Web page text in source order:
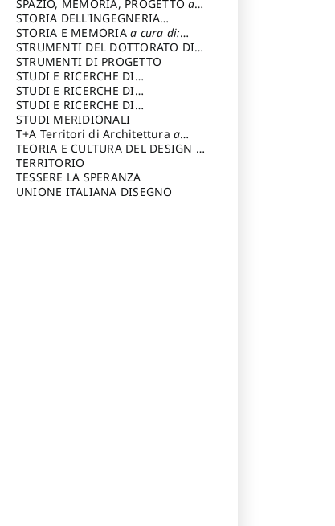
Cassetti Roberto
SPAZIO, MEMORIA, PROGETTOa
cura di: Rossi Massimo
STORIA DELL'INGEGNERIA
STRUTTURALE IN ITALIAa cura di:
Poretti Sergio
STORIA E MEMORIAa cura di:
Rossi Lauro
STRUMENTI DEL DOTTORATO DI
RICERCA IN RILIEVO E
RAPPRESENTAZIONE
DELL’ARCHITETTURA E
DELL’AMBIENTEa cura di: Migliari
Riccardo
STRUMENTI DI PROGETTO
STUDI E RICERCHE DI
ARCHEOLOGIA IN SICILIA
di: Pelagatti Paola
STUDI E RICERCHE DI
ARCHITETTURA del Dipartimento
di Architettura Università degli
Studi G. d' Annunzio
STUDI E RICERCHE DI
ARCHITETTURA del Dipartimento
di Architettura Università degli
Studi G. d' Annunzio, Chieti-
Pescaraa cura di: Fusero Paolo
STUDI MERIDIONALI
T+A Territori di Architetturaa
cura di: Ramazzotti Luigi
TEORIA E CULTURA DEL DESIGN a
cura di: Furlanis Giuseppe
TERRITORIO
TESSERE LA SPERANZA
UNIONE ITALIANA DISEGNO